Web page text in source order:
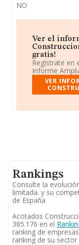
NO
Ver el
gratis!
Regístrate en
Informe
VER
Rankings
Consulte la
limitada. y su
de España
Acotados
385.176 en el
ranking de
ranking de su